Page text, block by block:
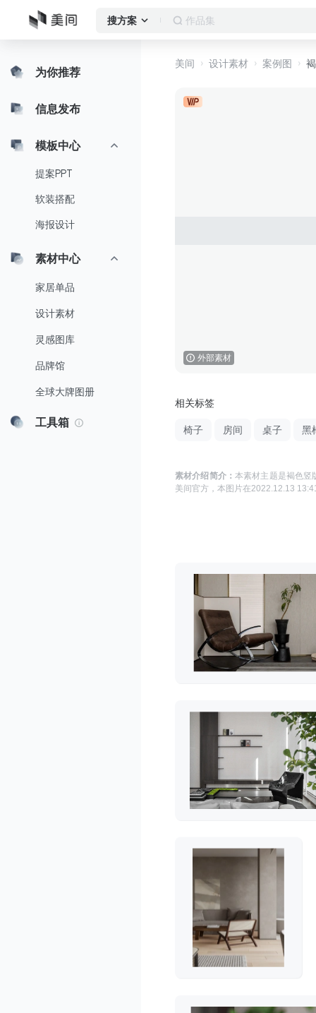
搜方案 作品集
为你推荐
信息发布
模板中心
提案PPT
软装搭配
海报设计
素材中心
家居单品
设计素材
灵感图库
品牌馆
全球大牌图册
工具箱
美间 设计素材 案例图
外部素材
相关标签
椅子 房间 桌子 黑
素材介绍简介： 本素材主题是褐色竖
美间官方 ，本图片在2022.12.13